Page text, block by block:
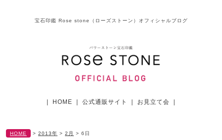
宝石印鑑 Rose stone（ローズストーン）オフィシャルブログ
HOME 公式通販サイト お見立て会
HOME > 2013年 > 2月 > 6日